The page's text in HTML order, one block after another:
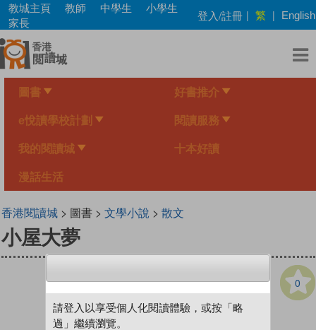
Skip
main
content
教城主頁 教師 中學生
小學生
家長
登入/註冊 | 繁 | English
圖書 好書推介
e悅讀學校計劃 閱讀服務
我的閱讀城 十本好讀
漫話生活
香港閱讀城> 圖書 > 文學小說 > 散文
小屋大夢
0
請登入以享受個人化閱讀體驗，或按「略
過」繼續瀏覽。